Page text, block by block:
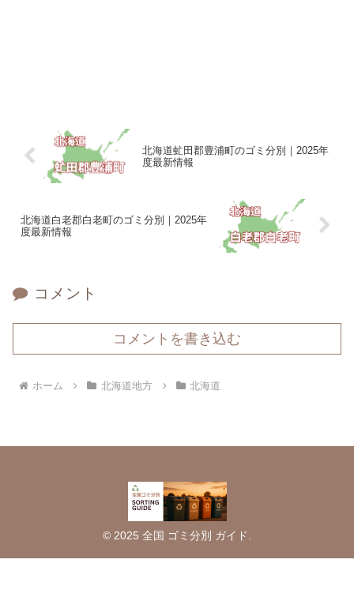
北海道虻田郡豊浦町のゴミ分別｜2025年
度最新情報
北海道白老郡白老町のゴミ分別｜2025年
度最新情報
コメント
コメントを書き込む
ホーム 北海道地方 北海道
© 2025 全国 ゴミ分別 ガイド.